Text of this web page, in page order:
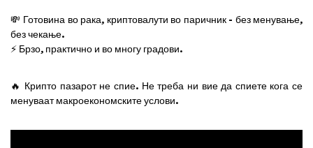
💸 Готовина во рака, криптовалути во паричник - без менување,
без чекање.
⚡ Брзо, практично и во многу градови.
🔥 Крипто пазарот не спие. Не треба ни вие да спиете кога се
менуваат макроекономските услови.